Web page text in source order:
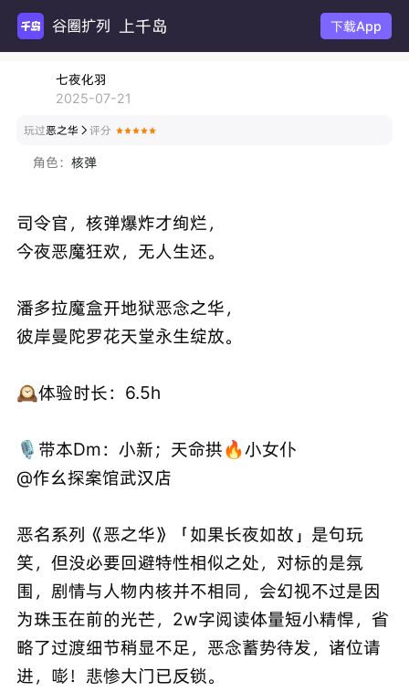
谷圈扩列 上千岛 下载App
七夜化羽
2025-07-21
玩过恶之华  评分
角色： 核弹
司令官，核弹爆炸才绚烂，
今夜恶魔狂欢，无人生还。
潘多拉魔盒开地狱恶念之华，
彼岸曼陀罗花天堂永生绽放。
🕰️体验时长：6.5h
🎙️带本Dm：小新；天命拱🔥小女仆
@作幺探案馆武汉店
恶名系列《恶之华》「如果长夜如故」是句玩
笑，但没必要回避特性相似之处，对标的是氛
围，剧情与人物内核并不相同，会幻视不过是因
为珠玉在前的光芒，2w字阅读体量短小精悍，省
略了过渡细节稍显不足，恶念蓄势待发，诸位请
进，嘭！悲惨大门已反锁。